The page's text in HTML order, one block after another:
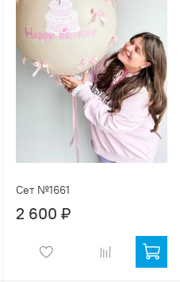
Сет №1661
2 600 ₽